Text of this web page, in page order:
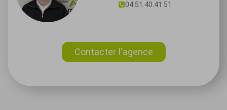
04.51.40.41.51
Contacter l'agence